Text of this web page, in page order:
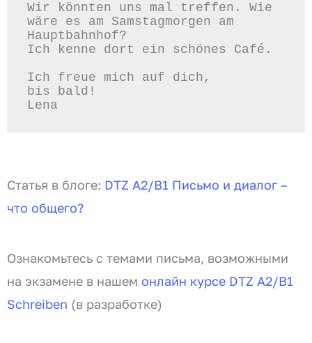
Wir könnten uns mal treffen. Wie
wäre es am Samstagmorgen am
Hauptbahnhof?
Ich kenne dort ein schönes Café.
Ich freue mich auf dich,
bis bald!
Статья в блоге: DTZ A2/B1 Письмо и диалог –
что общего?
Ознакомьтесь с темами письма, возможными
на экзамене в нашем онлайн курсе DTZ A2/B1
Schreiben (в разработке)